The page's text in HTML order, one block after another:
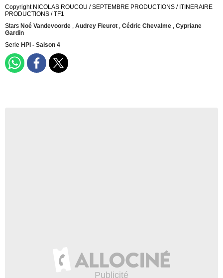
Copyright NICOLAS ROUCOU / SEPTEMBRE PRODUCTIONS / ITINERAIRE
PRODUCTIONS / TF1
Stars Noé Vandevoorde , Audrey Fleurot , Cédric Chevalme , Cypriane
Gardin
Serie HPI - Saison 4